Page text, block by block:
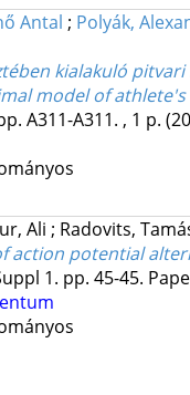
Antal ; Polyák,
kialakuló
model of
A311-A311. , 1 p.
Ali ; Radovits,
action potential
1. pp. 45-45.